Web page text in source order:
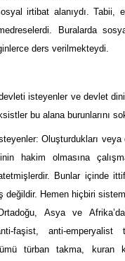
irtibat alanıydı. Tabii,
Buralarda
ders verilmekteydi.
isteyenler ve devlet
bu alana burunlarını
Oluşturdukları
hakim olmasına
Bunlar içinde
değildir. Hemen hiçbiri
Asya ve
faşist, anti-emperyalist
türban takma, kuran